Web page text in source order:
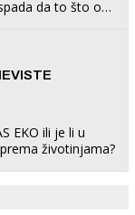
da to što oni
EKO ili je li u
životinjama?